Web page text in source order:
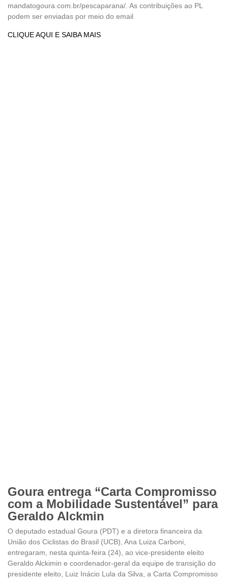
mandatogoura.com.br/pescaparana/. As contribuições ao PL
podem ser enviadas por meio do email
CLIQUE AQUI E SAIBA MAIS
Goura entrega “Carta Compromisso
com a Mobilidade Sustentável” para
Geraldo Alckmin
O deputado estadual Goura (PDT) e a diretora financeira da
União dos Ciclistas do Brasil (UCB), Ana Luiza Carboni,
entregaram, nesta quinta-feira (24), ao vice-presidente eleito
Geraldo Alckimin e coordenador-geral da equipe de transição do
presidente eleito, Luiz Inácio Lula da Silva, a Carta Compromisso